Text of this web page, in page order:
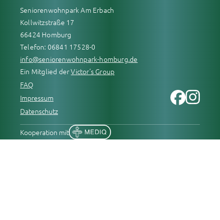
Seniorenwohnpark Am Erbach
Kollwitzstraße 17
66424 Homburg
Telefon: 06841 17528-0
info@seniorenwohnpark-homburg.de
Ein Mitglied derVictor’s Group
FAQ
Impressum
Datenschutz
Kooperation mit